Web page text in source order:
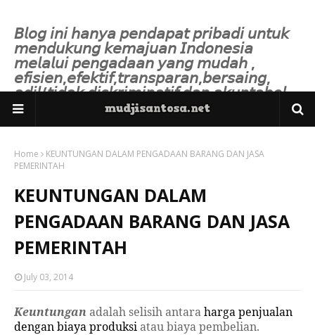
𝘉𝘭𝘰𝘨 𝘪𝘯𝘪 𝘩𝘢𝘯𝘺𝘢 𝘱𝘦𝘯𝘥𝘢𝘱𝘢𝘵 𝘱𝘳𝘪𝘣𝘢𝘥𝘪 𝘶𝘯𝘵𝘶𝘬
𝘮𝘦𝘯𝘥𝘶𝘬𝘶𝘯𝘨 𝘬𝘦𝘮𝘢𝘫𝘶𝘢𝘯 𝘐𝘯𝘥𝘰𝘯𝘦𝘴𝘪𝘢
𝘮𝘦𝘭𝘢𝘭𝘶𝘪 𝘱𝘦𝘯𝘨𝘢𝘥𝘢𝘢𝘯 𝘺𝘢𝘯𝘨 𝘮𝘶𝘥𝘢𝘩 ,
𝘦𝘧𝘪𝘴𝘪𝘦𝘯,𝘦𝘧𝘦𝘬𝘵𝘪𝘧,𝘵𝘳𝘢𝘯𝘴𝘱𝘢𝘳𝘢𝘯,𝘣𝘦𝘳𝘴𝘢𝘪𝘯𝘨,
𝘢𝘥𝘪𝘭/𝘵𝘪𝘥𝘢𝘬 𝘥𝘪𝘴𝘬𝘳𝘪𝘮𝘪𝘯𝘢𝘵𝘪𝘧 𝘥𝘢𝘯 𝘢𝘬𝘶𝘯𝘵𝘢𝘣𝘦𝘭.
Home
KEUNTUNGAN DALAM PENGADAAN BARANG DAN JASA
PEMERINTAH
KEUNTUNGAN DALAM
PENGADAAN BARANG DAN JASA
PEMERINTAH
July 03, 2014
Keuntungan adalahselisih antaraharga penjualan
denganbiaya produksiatau biaya pembelian.